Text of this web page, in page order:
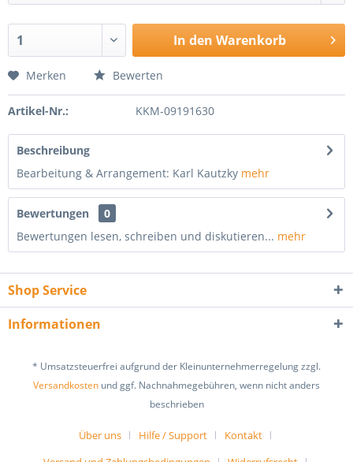
In den Warenkorb
Merken Bewerten
Artikel-Nr.: KKM-09191630
Beschreibung
Bearbeitung & Arrangement: Karl Kautzky mehr
Bewertungen
0
Bewertungen lesen, schreiben und diskutieren... mehr
Shop Service
Informationen
* Umsatzsteuerfrei aufgrund der Kleinunternehmerregelung zzgl.
Versandkosten und ggf. Nachnahmegebühren, wenn nicht anders
beschrieben
Über uns Hilfe / Support
Kontakt